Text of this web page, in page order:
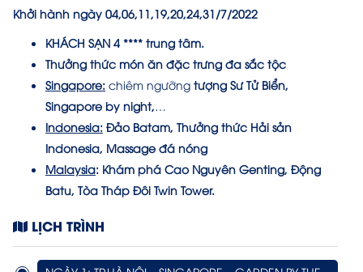
Khởi hành ngày 04,06,11,19,20,24,31/7/2022
KHÁCH SẠN 4 **** trung tâm.
Thưởng thức món ăn đặc trưng đa sắc tộc
Singapore: chiêm ngưỡng tượng Sư Tử Biển,
Singapore by night,…
Indonesia: Đảo Batam, Thưởng thức Hải sản
Indonesia, Massage đá nóng
Malaysia: Khám phá Cao Nguyên Genting, Động
Batu, Tòa Tháp Đôi Twin Tower.
LỊCH TRÌNH